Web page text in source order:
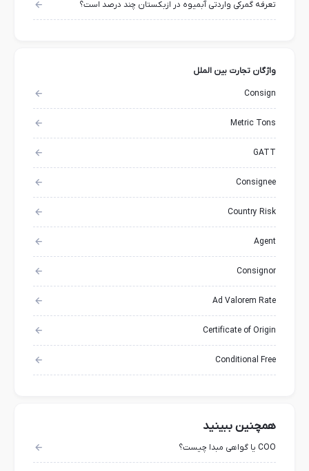
تعرفه گمرکی واردتی آبمیوه در ازبکستان چند درصد است؟
واژگان تجارت بین الملل
Consign
Metric Tons
GATT
Consignee
Country Risk
Agent
Consignor
Ad Valorem Rate
Certificate of Origin
Conditional Free
همچنین ببینید
COO یا گواهی مبدا چیست؟